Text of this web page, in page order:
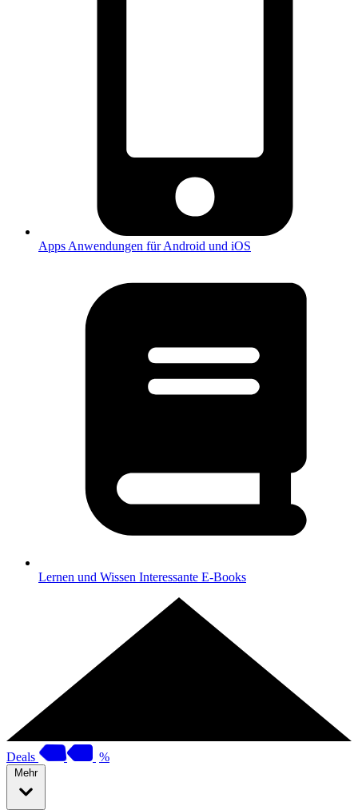
Apps Anwendungen für Android und iOS
Lernen und Wissen Interessante E-Books
Deals %
Mehr